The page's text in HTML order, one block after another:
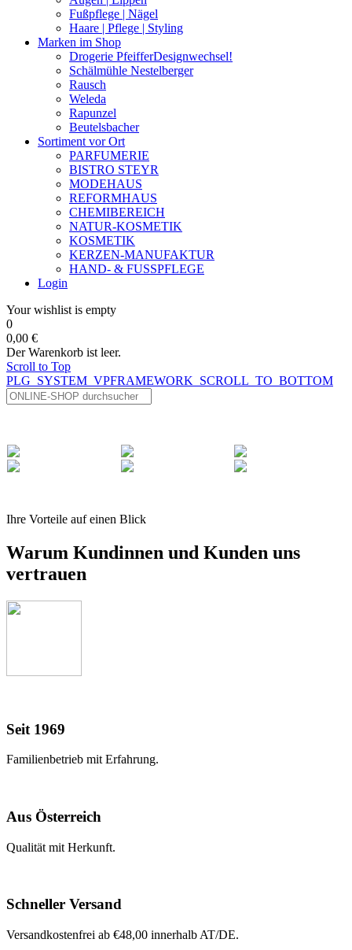
Fußpflege | Nägel
Haare | Pflege | Styling
Marken im Shop
Drogerie PfeifferDesignwechsel!
Schälmühle Nestelberger
Rausch
Weleda
Rapunzel
Beutelsbacher
Sortiment vor Ort
PARFUMERIE
BISTRO STEYR
MODEHAUS
REFORMHAUS
CHEMIBEREICH
NATUR-KOSMETIK
KOSMETIK
KERZEN-MANUFAKTUR
HAND- & FUSSPFLEGE
Login
Your wishlist is empty
0
0,00 €
Der Warenkorb ist leer.
Scroll to Top
PLG_SYSTEM_VPFRAMEWORK_SCROLL_TO_BOTTOM
Ihre Vorteile auf einen Blick
Warum Kundinnen und Kunden uns
vertrauen
Seit 1969
Familienbetrieb mit Erfahrung.
Aus Österreich
Qualität mit Herkunft.
Schneller Versand
Versandkostenfrei ab €48,00 innerhalb AT/DE.